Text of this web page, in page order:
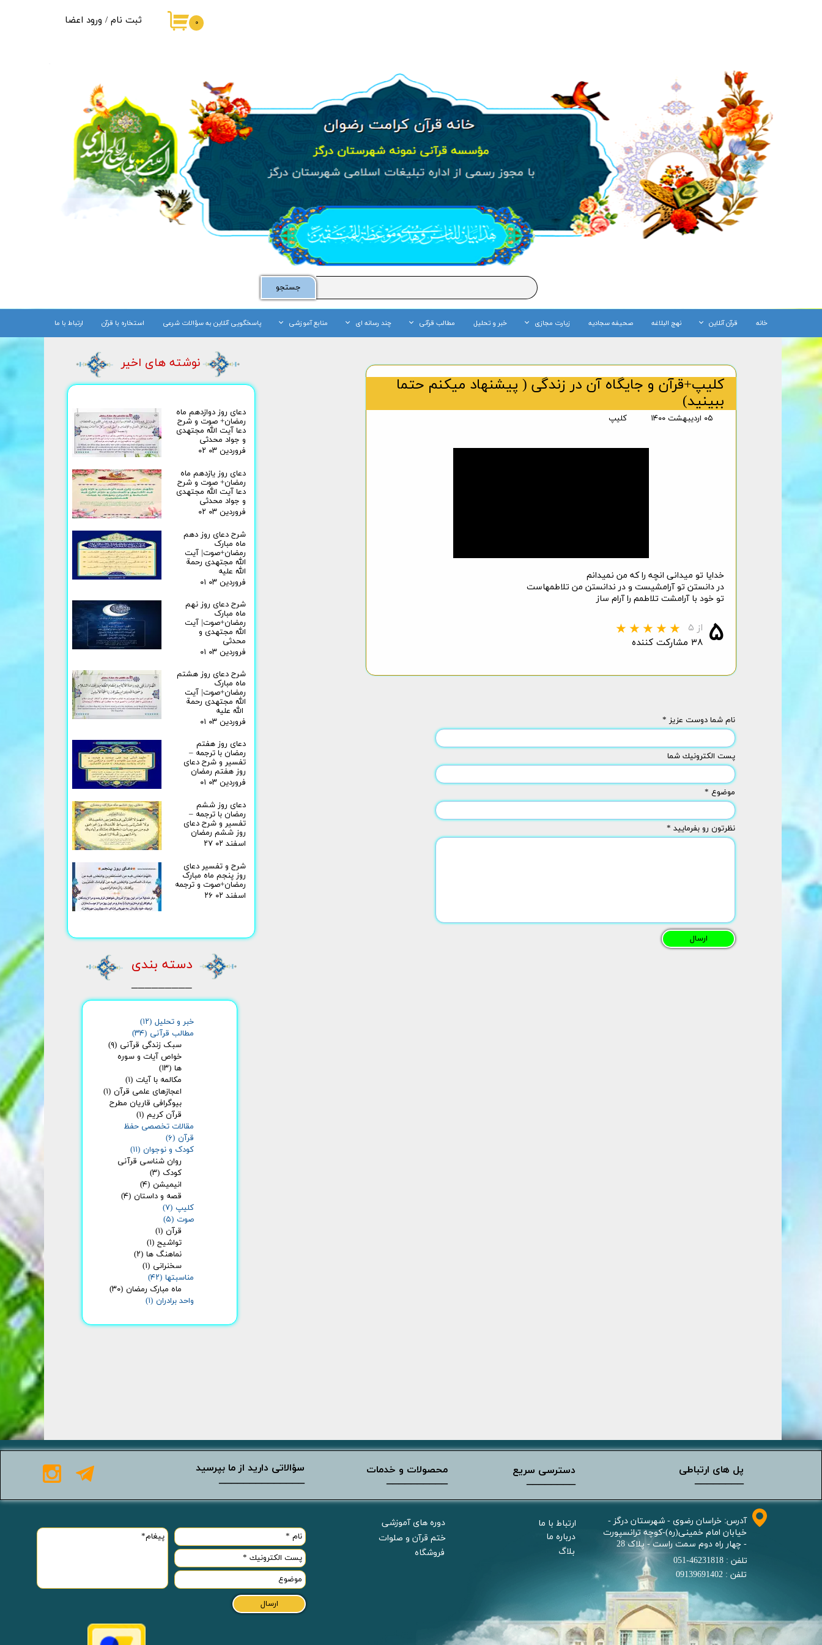
جستجو
ثبت نام / ورود اعضا
خروج از حساب کاربری
۰
کلیپ+قرآن و جایگاه آن در زندگی ( پیشنهاد میکنم حتما
ببینید)
۰۵ اردیبهشت ۱۴۰۰ کلیپ
خدایا تو میدانی انچه را که من نمیدانم
در دانستن تو آرامشیست و در ندانستن من تلاطمهاست
تو خود با آرامشت تلاطمم را آرام ساز
۵ از ۵
۳۸ مشارکت کننده
دعای روز دوازدهم ماه
رمضان+ صوت و شرح
دعا آیت الله مجتهدی
و جواد محدثی
۰۲ فروردین ۰۳
دعای روز یازدهم ماه
رمضان+ صوت و شرح
دعا آیت الله مجتهدی
و جواد محدثی
۰۲ فروردین ۰۳
شرح دعای روز دهم
ماه مبارک
رمضان+صوت| آیت
الله مجتهدی رحمة
الله علیه
۰۱ فروردین ۰۳
شرح دعای روز نهم
ماه مبارک
رمضان+صوت| آیت
الله مجتهدی و
محدثی
۰۱ فروردین ۰۳
شرح دعای روز هشتم
ماه مبارک
رمضان+صوت| آیت
الله مجتهدی رحمة
۰۱ فروردین ۰۳
دعای روز هفتم
رمضان با ترجمه –
تفسیر و شرح دعای
روز هفتم رمضان
۰۱ فروردین ۰۳
دعای روز ششم
رمضان با ترجمه –
تفسیر و شرح دعای
روز ششم رمضان
۲۷ اسفند ۰۲
شرح و تفسیر دعای
روز پنجم ماه مبارک
رمضان+صوت و ترجمه
۲۶ اسفند ۰۲
نوشته های اخیر
نام شما دوست عزیز *
پست الكترونيك شما
موضوع *
نظرتون رو بفرمایید *
ارسال
خبر و تحلیل (۱۲)
مطالب قرآنی (۳۴)
سبک زندگی قرآنی (۹)
خواص آیات و سوره
ها (۱۳)
مکالمه با آیات (۱)
اعجازهای علمی قرآن (۱)
بیوگرافی قاریان مطرح
قرآن کریم (۱)
مقالات تخصصی حفظ
قرآن (۶)
کودک و نوجوان (۱۱)
روان شناسی قرآنی
کودک (۳)
انیمیشن (۴)
قصه و داستان (۴)
کلیپ (۷)
صوت (۵)
قرآن (۱)
تواشیح (۱)
نماهنگ ها (۲)
سخنرانی (۱)
مناسبتها (۴۲)
ماه مبارک رمضان (۳۰)
واحد برادران (۱)
دسته بندی
_________
خانه قرآن آنلاین نهج البلاغه صحیفه سجادیه زیارت مجازی خبر و تحلیل مطالب قرآنی چند رسانه ای منابع آموزشی پاسخگویی آنلاین به سؤالات شرعی استخاره با قرآن ارتباط با ما
آدرس: خراسان رضوی - شهرستان درگز -
خیابان امام خمینی(ره)-کوچه ترانسپورت
- چهار راه دوم سمت راست - پلاک 28
تلفن : 46231818-051
ارتباط با ما
درباره ما
دوره های آموزشی
ختم قرآن و صلوات
ارسال
پل های ارتباطی
________
دسترسی سریع
________
محصولات و خدمات
__________
سؤالاتی دارید از ما بپرسید
______________
بلاگ
فروشگاه
تلفن : 09139691402